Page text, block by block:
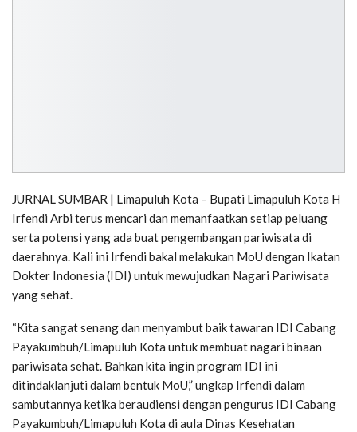
JURNAL SUMBAR | Limapuluh Kota – Bupati Limapuluh Kota H
Irfendi Arbi terus mencari dan memanfaatkan setiap peluang
serta potensi yang ada buat pengembangan pariwisata di
daerahnya. Kali ini Irfendi bakal melakukan MoU dengan Ikatan
Dokter Indonesia (IDI) untuk mewujudkan Nagari Pariwisata
yang sehat.
“Kita sangat senang dan menyambut baik tawaran IDI Cabang
Payakumbuh/Limapuluh Kota untuk membuat nagari binaan
pariwisata sehat. Bahkan kita ingin program IDI ini
ditindaklanjuti dalam bentuk MoU,” ungkap Irfendi dalam
sambutannya ketika beraudiensi dengan pengurus IDI Cabang
Payakumbuh/Limapuluh Kota di aula Dinas Kesehatan